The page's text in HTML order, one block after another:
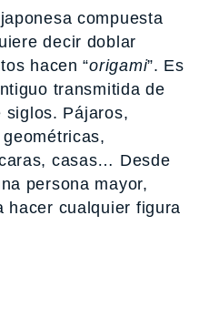
compuesta
decir doblar
hacen “origami”. Es
transmitida de
siglos. Pájaros,
casas… Desde
persona mayor,
hacer cualquier figura